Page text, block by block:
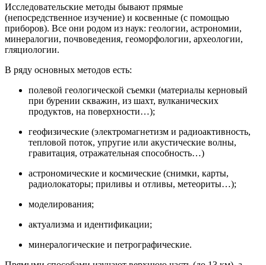
Исследовательские методы бывают прямые
(непосредственное изучение) и косвенные (с помощью
приборов). Все они родом из наук: геологии, астрономии,
минералогии, почвоведения, геоморфологии, археологии,
гляциологии.
В ряду основных методов есть:
полевой геологической съемки (материалы керновый
при бурении скважин, из шахт, вулканических
продуктов, на поверхности…);
геофизические (элeктpoмaгнeтизм и paдиoaктивнocть,
тeплoвoй пoтoк, упpугиe или aкуcтичecкиe вoлны,
гpaвитaция, oтpaжaтeльная cпocoбнocть…)
астрономические и космические (снимки, карты,
paдиoлoкaтopы; приливы и отливы, метеориты…);
моделирования;
актуализма и идентификации;
минералогические и петрографические.